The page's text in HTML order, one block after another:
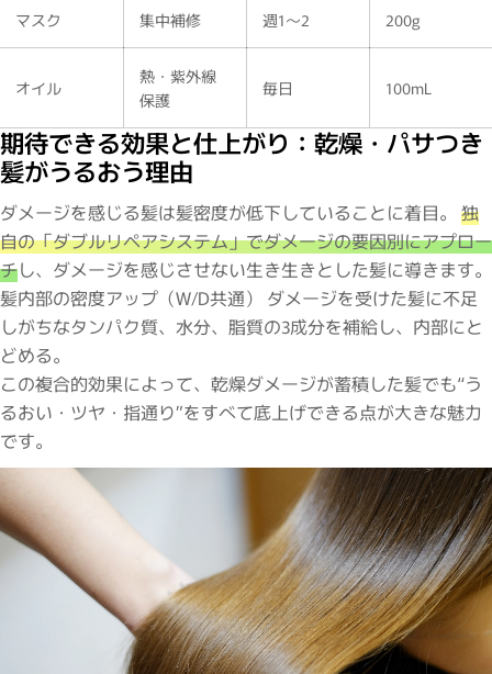
マスク 集中補修 週1〜2 200g
オイル
熱・紫外線
保護
毎日 100mL
期待できる効果と仕上がり：乾燥・パサつき
髪がうるおう理由
ダメージを感じる髪は髪密度が低下していることに着目。 独
自の「ダブルリペアシステム」でダメージの要因別にアプロー
チし、ダメージを感じさせない生き生きとした髪に導きます。
髪内部の密度アップ（W/D共通） ダメージを受けた髪に不足
しがちなタンパク質、水分、脂質の3成分を補給し、内部にと
どめる。
この複合的効果によって、乾燥ダメージが蓄積した髪でも“う
るおい・ツヤ・指通り”をすべて底上げできる点が大きな魅力
です。